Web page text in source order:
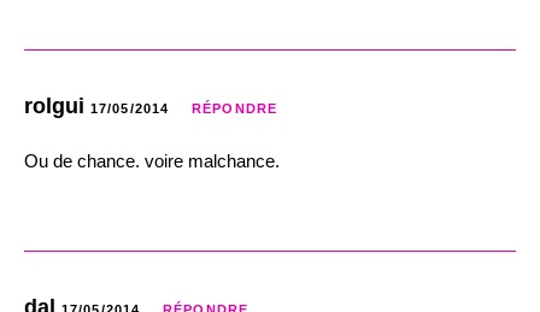
rolgui 17/05/2014 RÉPONDRE
Ou de chance. voire malchance.
dal